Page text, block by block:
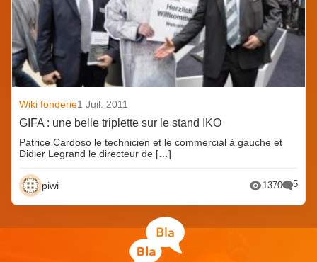
Wiki fonderie1 Juil. 2011
GIFA : une belle triplette sur le stand IKO
Patrice Cardoso le technicien et le commercial à gauche et
Didier Legrand le directeur de […]
piwi 1370 5